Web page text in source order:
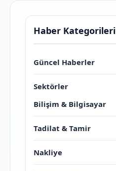
Haber Kategorileri
Güncel Haberler
Sektörler
Bilişim & Bilgisayar
Tadilat & Tamir
Nakliye